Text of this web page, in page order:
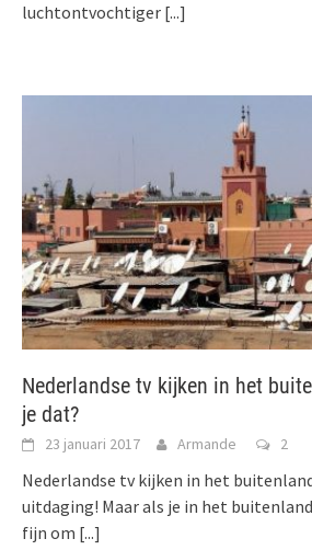
luchtontvochtiger [...]
Nederlandse tv kijken in het
je dat?
23 januari 2017 Armande 2
Nederlandse tv kijken in het
uitdaging! Maar als je in het
fijn om [...]